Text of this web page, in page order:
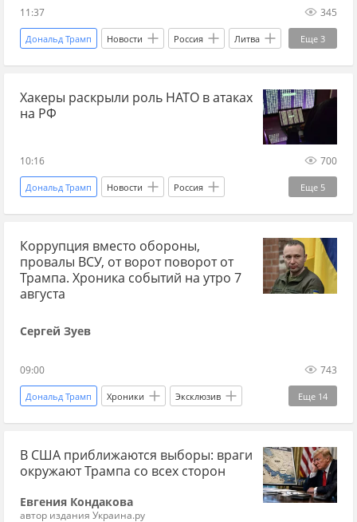
ВСУ атака БПЛА БПЛА сегодня
11:37 345
Еще 3
Дональд Трамп Новости Россия Литва
Прибалтика НАТО
Вооруженные силы Украины
Хакеры раскрыли роль НАТО в атаках
на РФ
10:16 700
Еще 5
Дональд Трамп Новости Россия
Украина Киев НАТО
Вооруженные силы Украины СБУ
Коррупция вместо обороны,
провалы ВСУ, от ворот поворот от
Трампа. Хроника событий на утро 7
августа
Сергей Зуев
09:00 743
Еще 14
Дональд Трамп Хроники Эксклюзив
Россия Украина США
Михаил Драпатый Владимир Зеленский
Вооруженные силы Украины Нацгвардия
Пентагон ВСУ
В США приближаются выборы: враги
окружают Трампа со всех сторон
Евгения Кондакова
автор издания Украина.ру